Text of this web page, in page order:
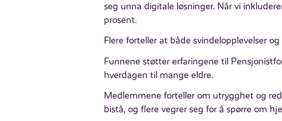
seg unna digitale løsninger. Når vi
prosent.
Flere forteller at både svindelopplevelser
Funnene støtter erfaringene til
hverdagen til mange eldre.
Medlemmene forteller om utrygghet og
bistå, og flere vegrer seg for å spørre om